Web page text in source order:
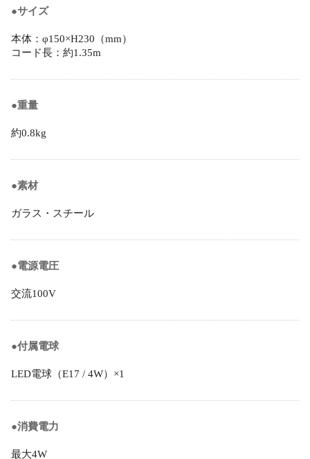
●サイズ
本体：φ150×H230（mm）
コード長：約1.35m
●重量
約0.8kg
●素材
ガラス・スチール
●電源電圧
交流100V
●付属電球
LED電球（E17 / 4W）×1
●消費電力
最大4W